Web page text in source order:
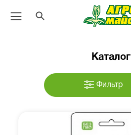
Каталог
Фильтр